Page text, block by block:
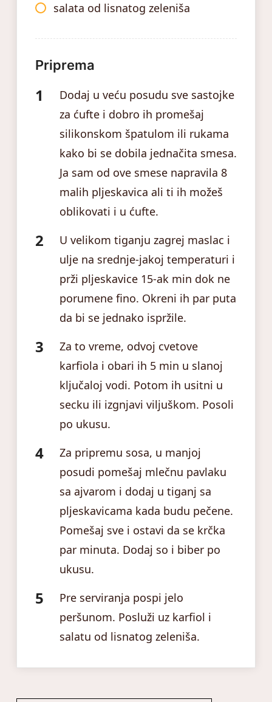
salata od lisnatog zeleniša
Priprema
Dodaj u veću posudu sve sastojke
za ćufte i dobro ih promešaj
silikonskom špatulom ili rukama
kako bi se dobila jednačita smesa.
Ja sam od ove smese napravila 8
malih pljeskavica ali ti ih možeš
oblikovati i u ćufte.
U velikom tiganju zagrej maslac i
ulje na srednje-jakoj temperaturi i
prži pljeskavice 15-ak min dok ne
porumene fino. Okreni ih par puta
da bi se jednako ispržile.
Za to vreme, odvoj cvetove
karfiola i obari ih 5 min u slanoj
ključaloj vodi. Potom ih usitni u
secku ili izgnjavi viljuškom. Posoli
po ukusu.
Za pripremu sosa, u manjoj
posudi pomešaj mlečnu pavlaku
sa ajvarom i dodaj u tiganj sa
pljeskavicama kada budu pečene.
Pomešaj sve i ostavi da se krčka
par minuta. Dodaj so i biber po
ukusu.
Pre serviranja pospi jelo
peršunom. Posluži uz karfiol i
salatu od lisnatog zeleniša.